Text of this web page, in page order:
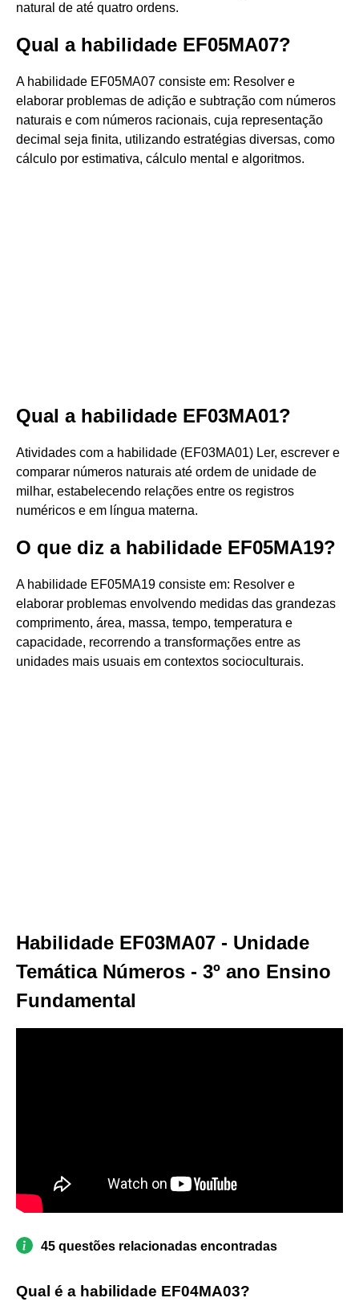
natural de até quatro ordens.
Qual a habilidade EF05MA07?
A habilidade EF05MA07 consiste em: Resolver e
elaborar problemas de adição e subtração com números
naturais e com números racionais, cuja representação
decimal seja finita, utilizando estratégias diversas, como
cálculo por estimativa, cálculo mental e algoritmos.
Qual a habilidade EF03MA01?
Atividades com a habilidade (EF03MA01) Ler, escrever e
comparar números naturais até ordem de unidade de
milhar, estabelecendo relações entre os registros
numéricos e em língua materna.
O que diz a habilidade EF05MA19?
A habilidade EF05MA19 consiste em: Resolver e
elaborar problemas envolvendo medidas das grandezas
comprimento, área, massa, tempo, temperatura e
capacidade, recorrendo a transformações entre as
unidades mais usuais em contextos socioculturais.
Habilidade EF03MA07 - Unidade
Temática Números - 3º ano Ensino
Fundamental
45 questões relacionadas encontradas
Qual é a habilidade EF04MA03?